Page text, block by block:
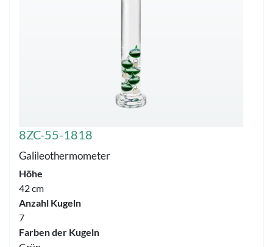
8ZC-55-1818
Galileothermometer
Höhe
42 cm
Anzahl Kugeln
7
Farben der Kugeln